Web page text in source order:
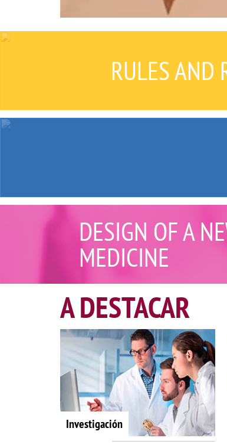
RULES AND
DESIGN OF A
MEDICINE
A DESTACAR
Investigación